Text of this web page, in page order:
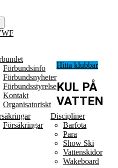
Förbundsinfo
Förbundsnyheter
Förbundsstyrelse
Kontakt
Organisatoriskt
Försäkringar
Discipliner
Barfota
Para
Show Ski
Vattenskidor
Wakeboard
Hitta klubbar
KUL PÅ
VATTEN